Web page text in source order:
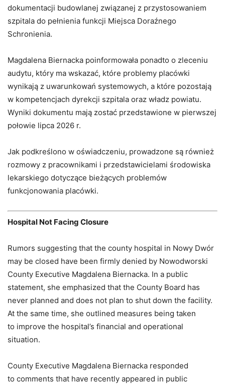
dokumentacji budowlanej związanej z przystosowaniem
szpitala do pełnienia funkcji Miejsca Doraźnego
Schronienia.
Magdalena Biernacka poinformowała ponadto o zleceniu
audytu, który ma wskazać, które problemy placówki
wynikają z uwarunkowań systemowych, a które pozostają
w kompetencjach dyrekcji szpitala oraz władz powiatu.
Wyniki dokumentu mają zostać przedstawione w pierwszej
połowie lipca 2026 r.
Jak podkreślono w oświadczeniu, prowadzone są również
rozmowy z pracownikami i przedstawicielami środowiska
lekarskiego dotyczące bieżących problemów
funkcjonowania placówki.
Hospital Not Facing Closure
Rumors suggesting that the county hospital in Nowy Dwór
may be closed have been firmly denied by Nowodworski
County Executive Magdalena Biernacka. In a public
statement, she emphasized that the County Board has
never planned and does not plan to shut down the facility.
At the same time, she outlined measures being taken
to improve the hospital’s financial and operational
situation.
County Executive Magdalena Biernacka responded
to comments that have recently appeared in public